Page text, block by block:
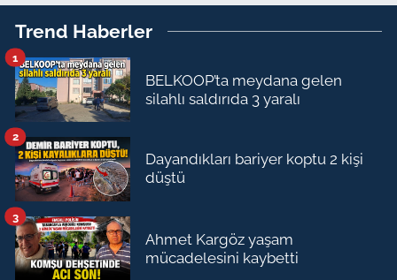
Trend Haberler
BELKOOP’ta meydana gelen
silahlı saldırıda 3 yaralı
1
Dayandıkları bariyer koptu 2 kişi
düştü
2
Ahmet Kargöz yaşam
mücadelesini kaybetti
3